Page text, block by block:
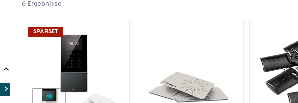
6 Ergebnisse
SPARSET